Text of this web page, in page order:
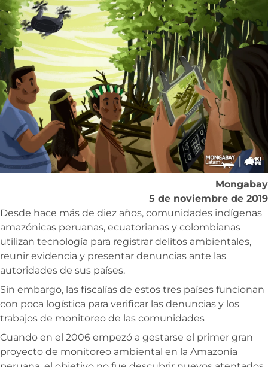
Mongabay
5 de noviembre de 2019
Desde hace más de diez años, comunidades indígenas
amazónicas peruanas, ecuatorianas y colombianas
utilizan tecnología para registrar delitos ambientales,
reunir evidencia y presentar denuncias ante las
autoridades de sus países.
Sin embargo, las fiscalías de estos tres países funcionan
con poca logística para verificar las denuncias y los
trabajos de monitoreo de las comunidades
Cuando en el 2006 empezó a gestarse el primer gran
proyecto de monitoreo ambiental en la Amazonía